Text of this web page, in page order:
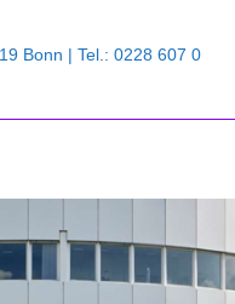
Bonn | Tel.: 0228 607 0